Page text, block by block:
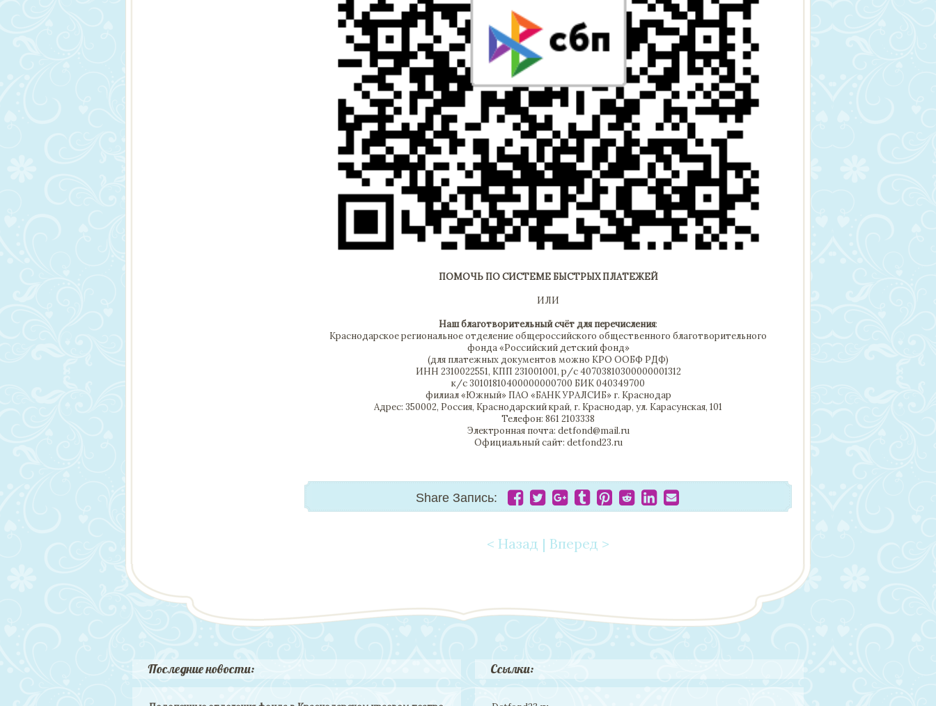
ПОМОЧЬ ПО СИСТЕМЕ БЫСТРЫХ ПЛАТЕЖЕЙ
ИЛИ
Наш благотворительный счёт для перечисления:
Краснодарское региональное отделение общероссийского общественного благотворительного
фонда «Российский детский фонд»
(для платежных документов можно КРО ООБФ РДФ)
ИНН 2310022551, КПП 231001001, р/с 40703810300000001312
к/с 30101810400000000700 БИК 040349700
филиал «Южный» ПАО «БАНК УРАЛСИБ» г. Краснодар
Адрес: 350002, Россия, Краснодарский край, г. Краснодар, ул. Карасунская, 101
Телефон: 861 2103338
Электронная почта: detfond@mail.ru
Официальный сайт: detfond23.ru
Share Запись:
< Назад | Вперед >
Последние новости: Ссылки: